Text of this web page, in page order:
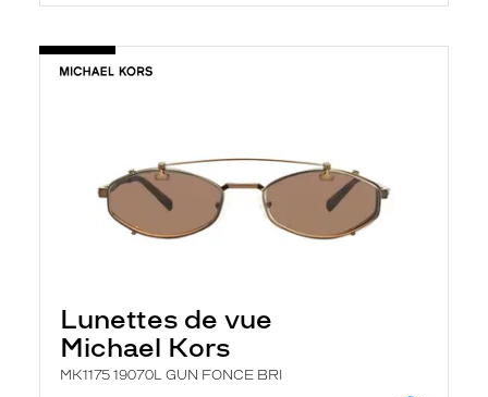
Lunettes de vue
Michael Kors
MK1175 19070L GUN FONCE BRI